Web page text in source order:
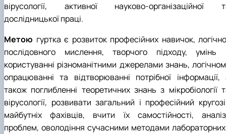
вірусології, активної науково-організаційної
дослідницької праці.
Метою гуртка є розвиток професійних навичок,
послідовного мислення, творчого підходу, умінь
користуванні різноманітними джерелами знань,
опрацюванні та відтворюванні потрібної інформації,
також поглибленні теоретичних знань з мікробіології
вірусології, розвивати загальний і професійний
майбутніх фахівців, вчити їх самостійності,
проблем, оволодіння сучасними методами лабораторних